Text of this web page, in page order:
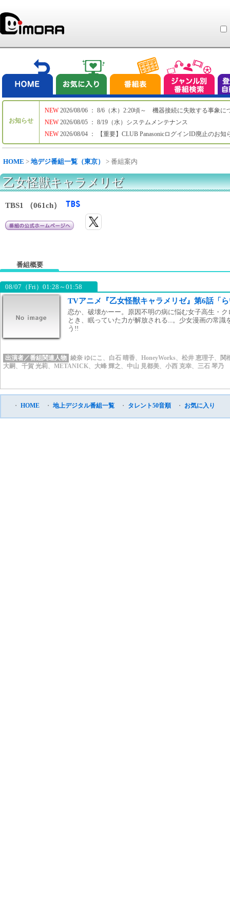
お知らせ
NEW
NEW
NEW
2026/08/06 ： 8/6（木）2:20頃～ 機器接続に失敗する事象に
2026/08/05 ： 8/19（水）システムメンテナンス
2026/08/04 ： 【重要】CLUB PanasonicログインID廃止のお知
HOME > 地デジ番組一覧（東京） > 番組案内
乙女怪獣キャラメリゼ
TBS1 （061ch）
番組概要
08/07（Fri）01:28～01:58
TVアニメ『乙女怪獣キャラメリゼ』第6話「
恋か、破壊かーー。原因不明の病に悩む女子高生・
とき、眠っていた力が解放される...。少女漫画の常識
う!!
出演者／番組関連人物 綾奈 ゆにこ 、 白石 晴香、 HoneyWorks、 松井 恵理子、
関
大嗣 、 千賀 光莉、 METANICK、 大峰 輝之、 中山 見都美、 小西 克幸、 三石 琴乃
・ HOME ・ 地上デジタル番組一覧 ・ タレント50音順 ・ お気に入り